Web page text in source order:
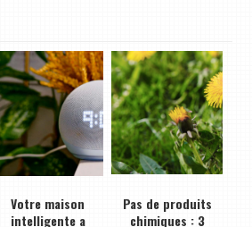
Votre maison
intelligente a
Pas de produits
chimiques : 3